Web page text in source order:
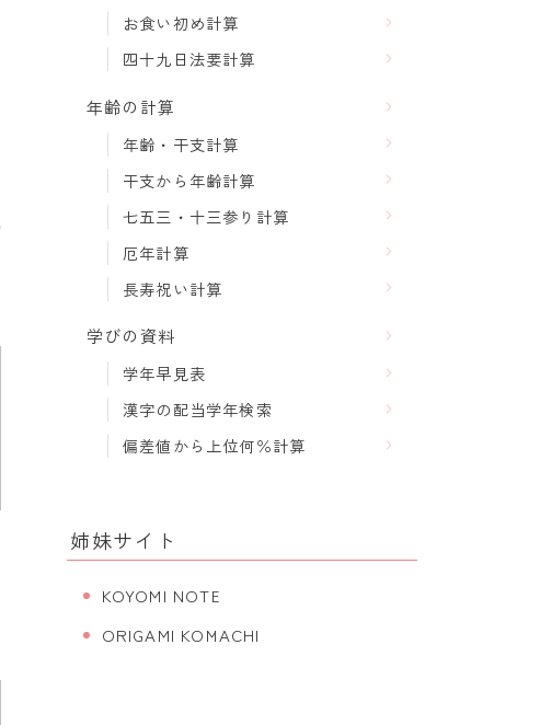
お食い初め計算
四十九日法要計算
年齢の計算
年齢・干支計算
干支から年齢計算
七五三・十三参り計算
厄年計算
長寿祝い計算
学びの資料
学年早見表
漢字の配当学年検索
偏差値から上位何％計算
姉妹サイト
KOYOMI NOTE
ORIGAMI KOMACHI